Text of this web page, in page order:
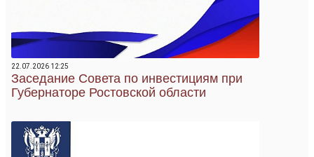
22.07.2026 12:25
Заседание Совета по инвестициям при
Губернаторе Ростовской области